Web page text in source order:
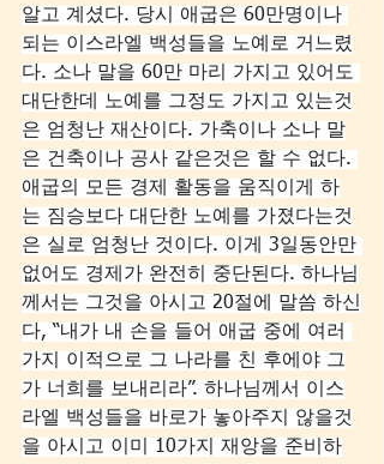
알고 계셨다. 당시 애굽은 60만명이나
되는 이스라엘 백성들을 노예로 거느렸
다. 소나 말을 60만 마리 가지고 있어도
대단한데 노예를 그정도 가지고 있는것
은 엄청난 재산이다. 가축이나 소나 말
은 건축이나 공사 같은것은 할 수 없다.
애굽의 모든 경제 활동을 움직이게 하
는 짐승보다 대단한 노예를 가졌다는것
은 실로 엄청난 것이다. 이게 3일동안만
없어도 경제가 완전히 중단된다. 하나님
께서는 그것을 아시고 20절에 말씀 하신
다, “내가 내 손을 들어 애굽 중에 여러
가지 이적으로 그 나라를 친 후에야 그
가 너희를 보내리라”. 하나님께서 이스
라엘 백성들을 바로가 놓아주지 않을것
을 아시고 이미 10가지 재앙을 준비하